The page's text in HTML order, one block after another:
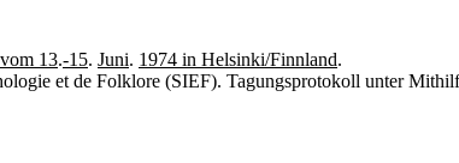
13.-15. Juni. 1974 in Helsinki/Finnland.
et de Folklore (SIEF). Tagungsprotokoll unter